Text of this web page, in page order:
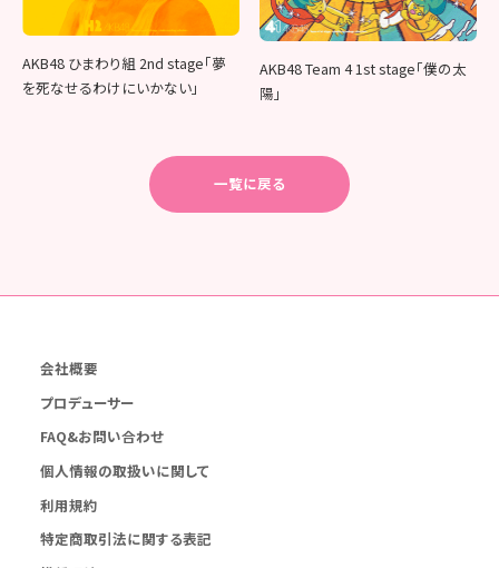
AKB48 ひまわり組 2nd stage「夢
を死なせるわけにいかない」
AKB48 Team 4 1st stage「僕の太
陽」
一覧に戻る
会社概要
プロデューサー
FAQ&お問い合わせ
個人情報の取扱いに関して
利用規約
特定商取引法に関する表記